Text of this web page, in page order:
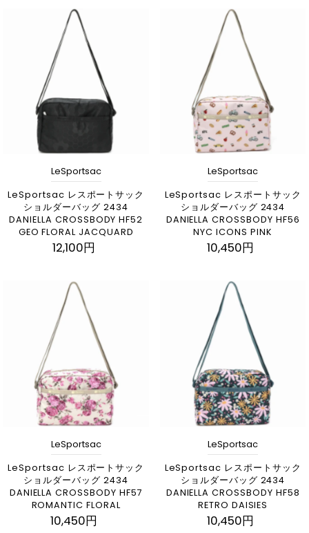
LeSportsac
LeSportsac レスポートサック
ショルダーバッグ 2434
DANIELLA CROSSBODY HF52
GEO FLORAL JACQUARD
12,100円
LeSportsac
LeSportsac レスポートサック
ショルダーバッグ 2434
DANIELLA CROSSBODY HF56
NYC ICONS PINK
10,450円
LeSportsac
LeSportsac レスポートサック
ショルダーバッグ 2434
DANIELLA CROSSBODY HF57
ROMANTIC FLORAL
10,450円
LeSportsac
LeSportsac レスポートサック
ショルダーバッグ 2434
DANIELLA CROSSBODY HF58
RETRO DAISIES
10,450円